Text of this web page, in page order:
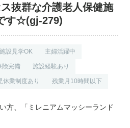
お知らせ
い合わせ
抜群な介護老人保健施
す☆(gj-279)
施設見学OK 主婦活躍中
険完備 施設経験あり
休業制度あり 残業月10時間以下
方、「ミレニアムマッシーランド